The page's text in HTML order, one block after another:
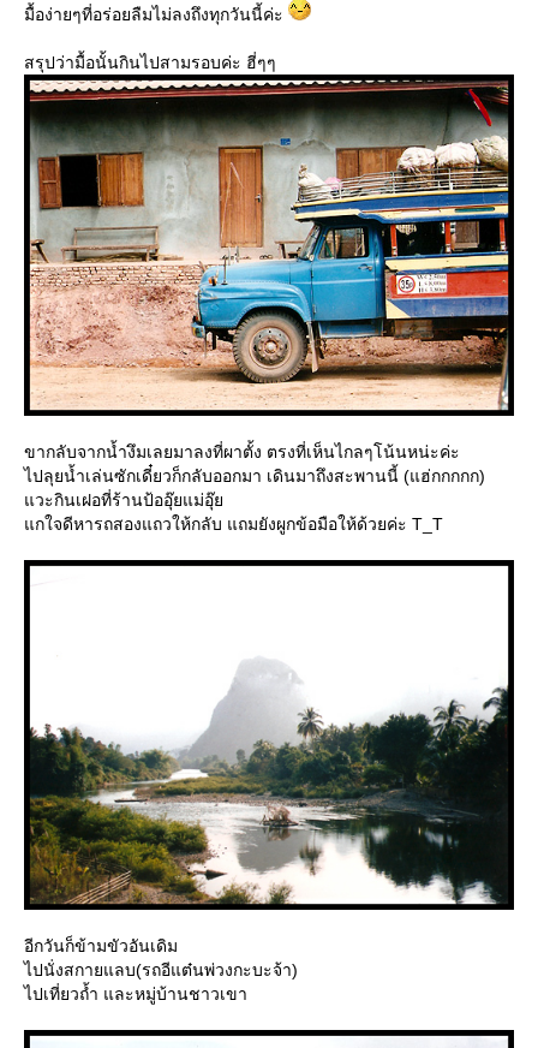
มื้อง่ายๆที่อร่อยลืมไม่ลงถึงทุกวันนี้ค่ะ
สรุปว่ามื้อนั้นกินไปสามรอบค่ะ ฮี่ๆๆ
ขากลับจากน้ำงึมเลยมาลงที่ผาตั้ง ตรงที่เห็นไกลๆโน้นหน่ะค่ะ
ไปลุยน้ำเล่นซักเดี๋ยวก็กลับออกมา เดินมาถึงสะพานนี้ (แฮ่กกกกก)
วะกินเฝอที่ร้านป้ออุ๊ยแม่อุ๊
กใจดีหารถสองแถวให้กลับ แถมยังผูกข้อมือให้ด้วยค่ะ T_T
อีกวันก็ข้ามขัวอันเดิม
ไปนั่งสกายแลบ(รถอีแต๋นพ่วงกะบะจ้า)
ไปเที่ยวถ้ำ และหมู่บ้านชาวเขา